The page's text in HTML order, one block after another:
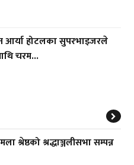
आर्या होटलका सुपरभाइजरले
चरम...
श्रेष्ठको श्रद्धाञ्जलीसभा सम्पन्न